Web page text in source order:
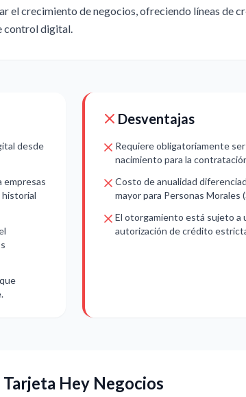
el crecimiento de negocios, ofreciendo líneas de
control digital.
desde
empresas
historial
Desventajas
Requiere obligatoriamente
nacimiento para la
Costo de anualidad
mayor para Personas Morales
El otorgamiento está sujeto a
autorización de crédito
Hey Negocios